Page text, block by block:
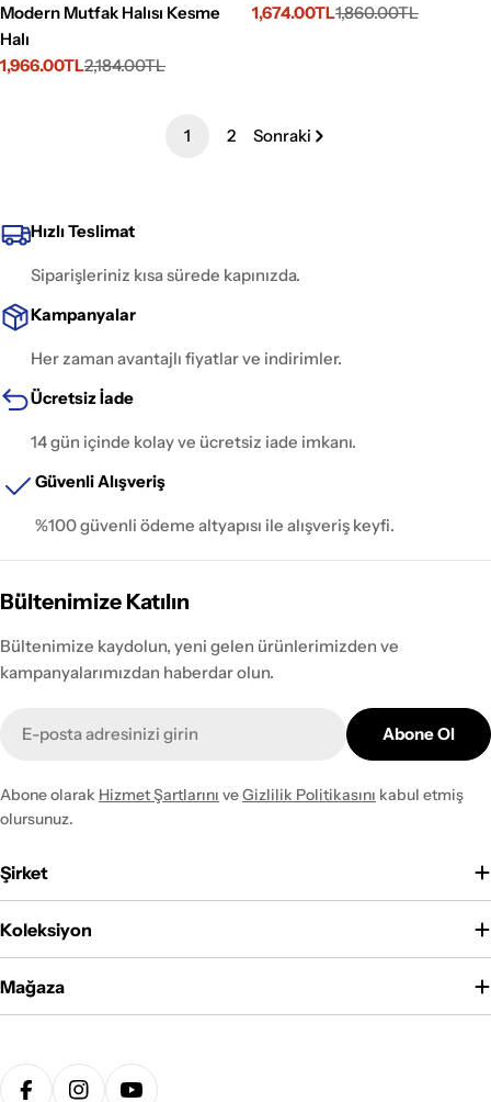
Modern Mutfak Halısı Kesme
Halı
İndirimli
1,966.00TL
Normal
2,184.00TL
İndirimli
1,674.00TL
Normal
1,860.00TL
1 2 Sonraki
Hızlı Teslimat
Siparişleriniz kısa sürede kapınızda.
Kampanyalar
Her zaman avantajlı fiyatlar ve indirimler.
Ücretsiz İade
14 gün içinde kolay ve ücretsiz iade imkanı.
Güvenli Alışveriş
%100 güvenli ödeme altyapısı ile alışveriş keyfi.
Bültenimize Katılın
Bültenimize kaydolun, yeni gelen ürünlerimizden ve
kampanyalarımızdan haberdar olun.
posta
Abone Ol
Abone olarak Hizmet Şartlarını veGizlilik Politikasını kabul etmiş
olursunuz.
Şirket
Koleksiyon
Mağaza
Ödeme